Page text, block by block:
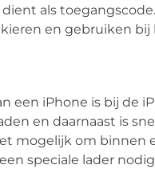
als
en gebruiken bij
een iPhone is bij de
en daarnaast is
mogelijk om binnen
speciale lader